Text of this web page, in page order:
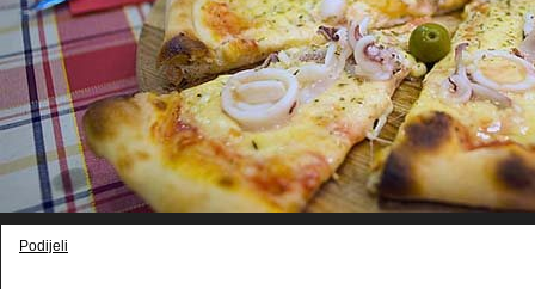
Podijeli